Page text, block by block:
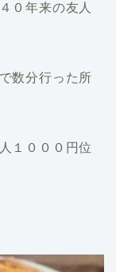
０年来の友人
数分行った所
１０００円位